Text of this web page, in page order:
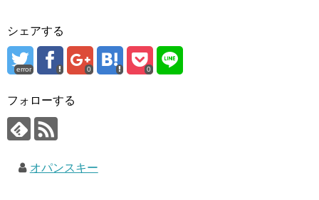
シェアする
error 0 0
フォローする
オパンスキー